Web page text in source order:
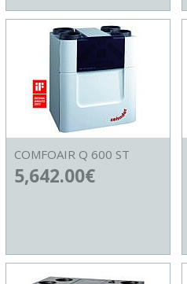
COMFOAIR Q 600 ST
5,642.00€